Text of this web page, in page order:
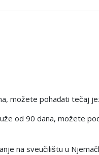
možete pohađati tečaj
od 90 dana, možete
na sveučilištu u